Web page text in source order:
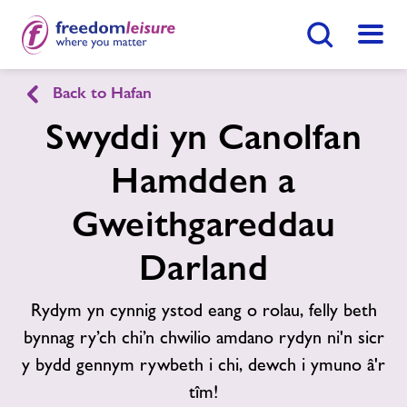
English Cymraeg
Canolfan Hamdden a Gweithgareddau
Ein cyfleusterau
Aelodaeth
Ymunwch Nawr
Gwnewch Ymholiad Nawr
Dod O Hyd I Ganolfan
Back to Hafan
Swyddi yn Canolfan
Hamdden a
Gweithgareddau
Darland
Rydym yn cynnig ystod eang o rolau, felly beth
bynnag ry’ch chi’n chwilio amdano rydyn ni'n sicr
y bydd gennym rywbeth i chi, dewch i ymuno â'r
tîm!